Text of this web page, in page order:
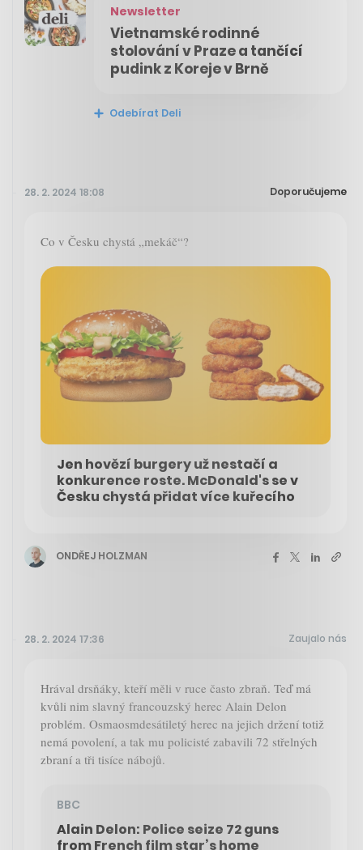
Newsletter
Vietnamské rodinné
stolování v Praze a tančící
pudink z Koreje v Brně
Odebírat Deli
28. 2. 2024 18:08 Doporučujeme
Co v Česku chystá „mekáč“?
Jen hovězí burgery už nestačí a
konkurence roste. McDonald's se v
Česku chystá přidat více kuřecího
ONDŘEJ HOLZMAN
28. 2. 2024 17:36 Zaujalo nás
Hrával drsňáky, kteří měli v ruce často zbraň. Teď má
kvůli nim slavný francouzský herec Alain Delon
problém. Osmaosmdesátiletý herec na jejich držení totiž
nemá povolení, a tak mu policisté zabavili 72 střelných
zbraní a tři tisíce nábojů.
BBC
Alain Delon: Police seize 72 guns
from French film star’s home